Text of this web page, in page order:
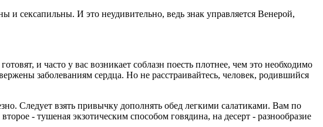
сексапильны. И это неудивительно, ведь знак управляется Венерой,
и часто у вас возникает соблазн поесть плотнее, чем это необходимо
заболеваниям сердца. Но не расстраивайтесь, человек, родившийся
Следует взять привычку дополнять обед легкими салатиками. Вам по
- тушеная экзотическим способом говядина, на десерт - разнообразие